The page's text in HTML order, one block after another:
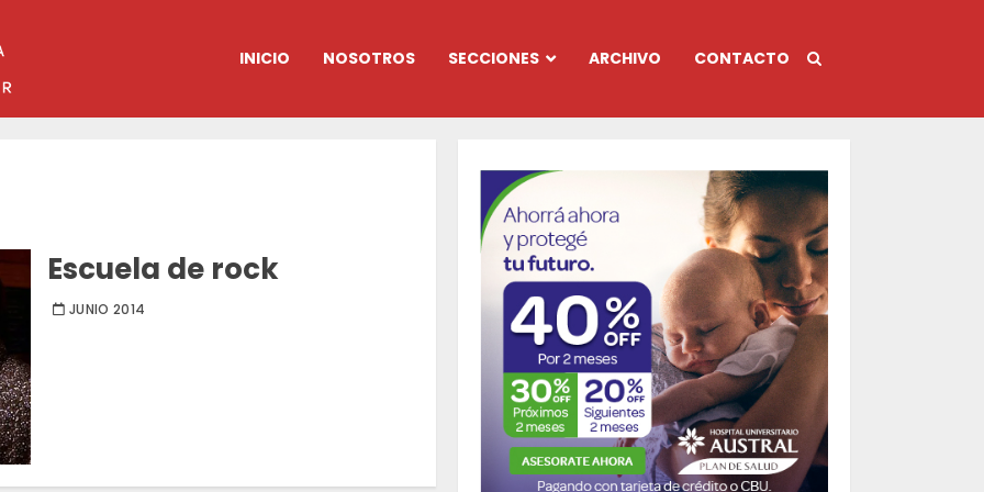
INICIO NOSOTROS SECCIONES ARCHIVO CONTACTO
Escuela de rock
JUNIO 2014